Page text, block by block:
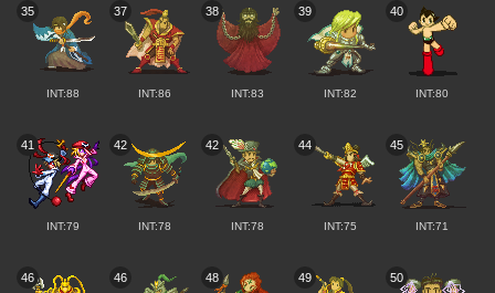
35
INT:88
37
INT:86
38
INT:83
39
INT:82
40
INT:80
41
INT:79
42
INT:78
42
INT:78
44
INT:75
45
INT:71
46 46 48 49 50